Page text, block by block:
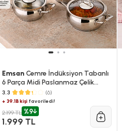
Emsan Cemre İndüksiyon Tabanlı
6 Parça Midi Paslanmaz Çelik
Tencere Seti
3.3 (6)
+ 39.1B kişifavoriledi!
2.199 TL %9
1.999 TL